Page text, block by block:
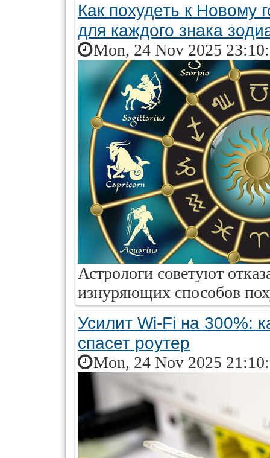
Как похудеть к Новому
для каждого знака
Mon, 24 Nov 2025
Астрологи советуют
изнуряющих способов
Усилит Wi-Fi на 300%:
спасет роутер
Mon, 24 Nov 2025